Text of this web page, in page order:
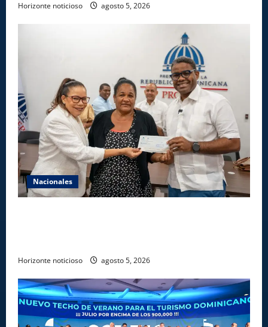
Horizonte noticioso agosto 5, 2026
Nacionales
Horizonte noticioso agosto 5, 2026